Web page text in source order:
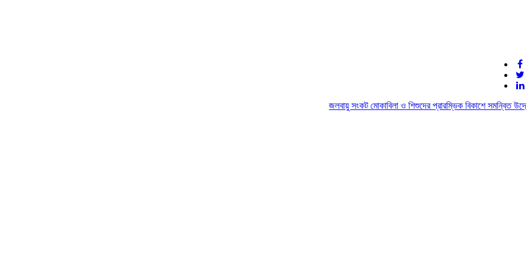
জলবায়ু সংকট মোকাবিলা ও শিশুদের প্রারম্ভিক বিকাশে সমন্বিত